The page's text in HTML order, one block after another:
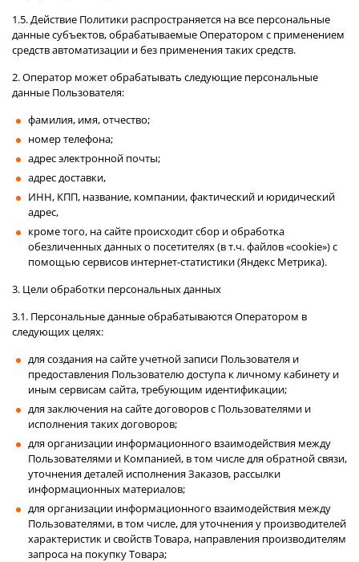
1.5. Действие Политики распространяется на все персональные
данные субъектов, обрабатываемые Оператором с применением
средств автоматизации и без применения таких средств.
2. Оператор может обрабатывать следующие персональные
данные Пользователя:
фамилия, имя, отчество;
номер телефона;
адрес электронной почты;
адрес доставки,
ИНН, КПП, название, компании, фактический и юридический
адрес,
кроме того, на сайте происходит сбор и обработка
обезличенных данных о посетителях (в т.ч. файлов «cookie») с
помощью сервисов интернет-статистики (Яндекс Метрика).
3. Цели обработки персональных данных
3.1. Персональные данные обрабатываются Оператором в
следующих целях:
для создания на сайте учетной записи Пользователя и
предоставления Пользователю доступа к личному кабинету и
иным сервисам сайта, требующим идентификации;
для заключения на сайте договоров с Пользователями и
исполнения таких договоров;
для организации информационного взаимодействия между
Пользователями и Компанией, в том числе для обратной связи,
уточнения деталей исполнения Заказов, рассылки
информационных материалов;
для организации информационного взаимодействия между
Пользователями, в том числе, для уточнения у производителей
характеристик и свойств Товара, направления производителям
запроса на покупку Товара;